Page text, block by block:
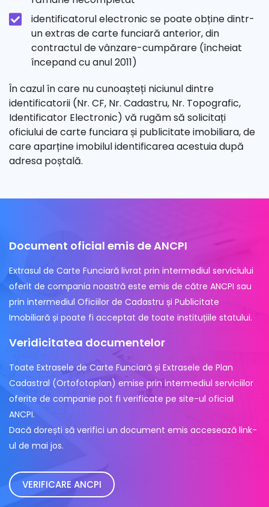
identificatorul electronic se poate obține dintr-
un extras de carte funciară anterior, din
contractul de vânzare-cumpărare (încheiat
începand cu anul 2011)
În cazul în care nu cunoașteți niciunul dintre
identificatorii (Nr. CF, Nr. Cadastru, Nr. Topografic,
Identificator Electronic) vă rugăm să solicitați
oficiului de carte funciara și publicitate imobiliara, de
care aparține imobilul identificarea acestuia după
adresa poștală.
Document oficial emis de ANCPI
Extrasul de Carte Funciară livrat prin intermediul serviciului
oferit de compania noastră este emis de către ANCPI sau
prin intermediul Oficiilor de Cadastru și Publicitate
Imobiliară și poate fi acceptat de toate instituțiile statului.
Veridicitatea documentelor
Toate Extrasele de Carte Funciară și Extrasele de Plan
Cadastral (Ortofotoplan) emise prin intermediul serviciilor
oferite de companie pot fi verificate pe site-ul oficial
ANCPI.
Dacă dorești să verifici un document emis accesează link-
ul de mai jos.
VERIFICARE ANCPI